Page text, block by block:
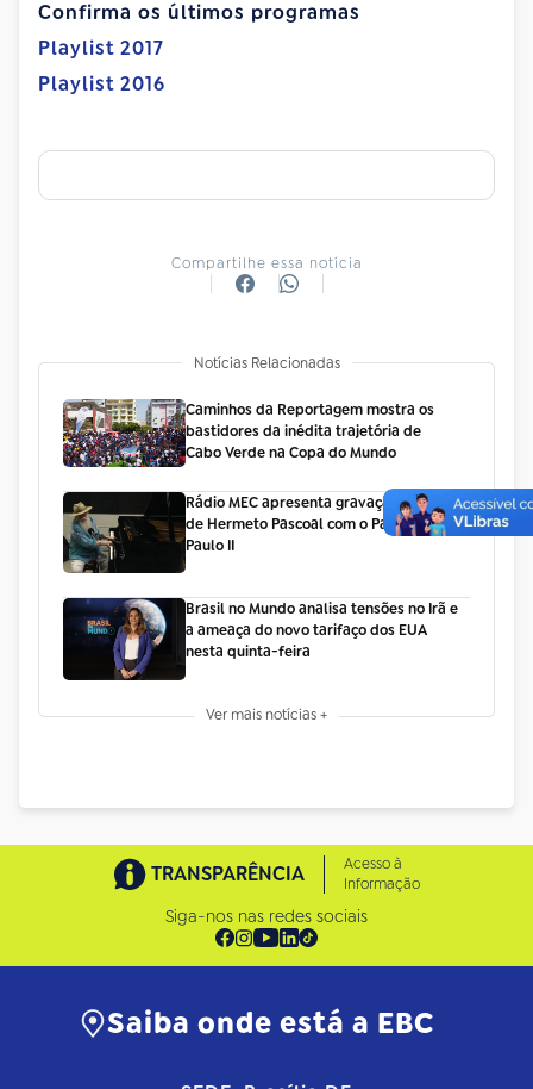
Confirma os últimos programas
Playlist 2017
Playlist 2016
Compartilhe essa notícia
Notícias Relacionadas
Caminhos da Reportagem mostra os
bastidores da inédita trajetória de
Cabo Verde na Copa do Mundo
Rádio MEC apresenta gravação inédita
de Hermeto Pascoal com o Papa João
Paulo II
Brasil no Mundo analisa tensões no Irã e
a ameaça do novo tarifaço dos EUA
nesta quinta-feira
Ver mais notícias +
TRANSPARÊNCIA
Acesso à
Informação
Siga-nos nas redes sociais
Saiba onde está a EBC